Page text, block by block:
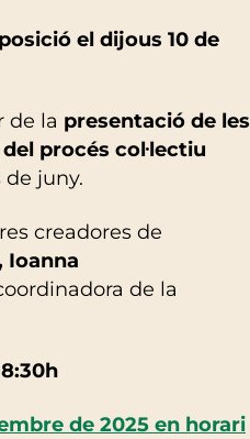
el dijous 10 de
de la presentació de les
procés col·lectiu
juny.
creadores de
Ioanna
de la
de 2025 en horari